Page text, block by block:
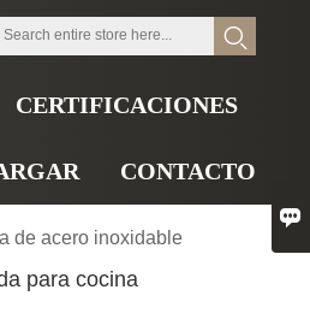
CERTIFICACIONES
CONTACTO
de acero inoxidable
para cocina
